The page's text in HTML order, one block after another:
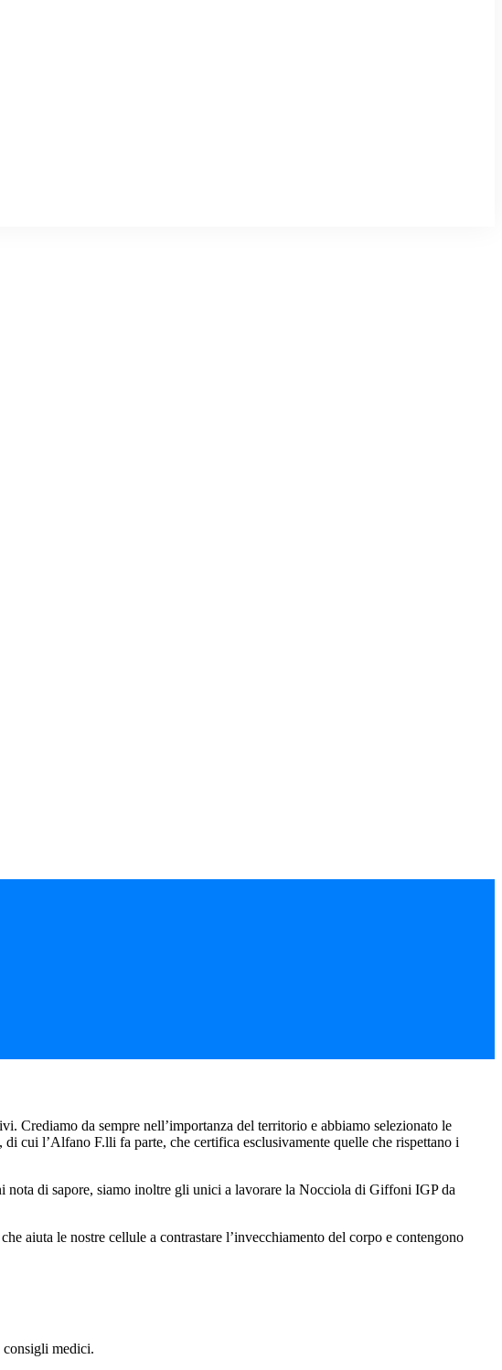
Crediamo da sempre nell’importanza del territorio e abbiamo selezionato le
cui l’Alfano F.lli fa parte, che certifica esclusivamente quelle che rispettano i
nota di sapore, siamo inoltre gli unici a lavorare la Nocciola di Giffoni IGP da
aiuta le nostre cellule a contrastare l’invecchiamento del corpo e contengono
medici.